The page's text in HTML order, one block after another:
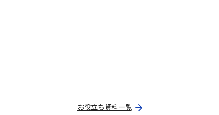
お役立ち資料一覧